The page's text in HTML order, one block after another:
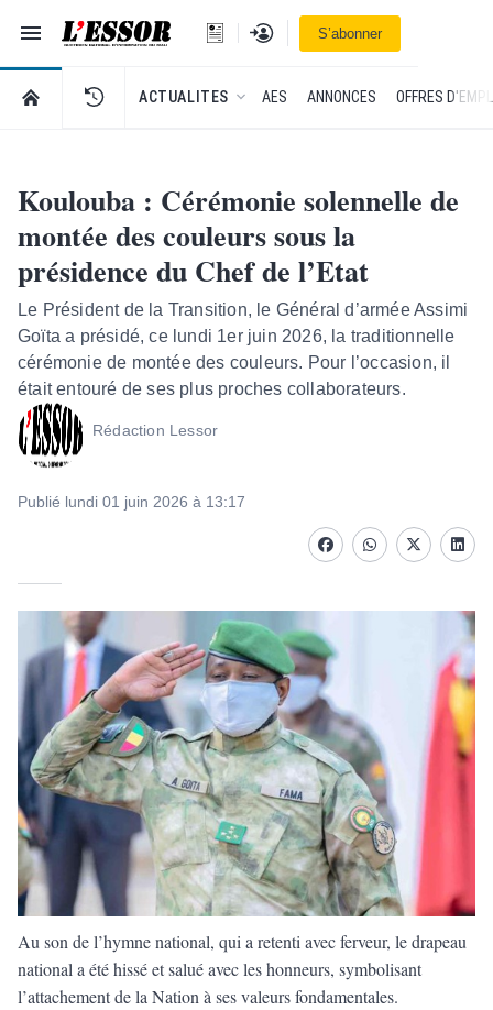
Navigation
L'Essor - retour à la une
Se connecterS’abonner
RETOUR À LA PAGE D’ACCUEIL DE L'ESSOR
ACTUALITES AES ANNONCES OFFRES
Koulouba : Cérémonie solennelle de
montée des couleurs sous la
présidence du Chef de l’Etat
Le Président de la Transition, le Général d’armée Assimi
Goïta a présidé, ce lundi 1er juin 2026, la traditionnelle
cérémonie de montée des couleurs. Pour l’occasion, il
était entouré de ses plus proches collaborateurs.
Rédaction Lessor
Publié lundi 01 juin 2026 à 13:17
FacebookwhatsappTwitter
Au son de l’hymne national, qui a retenti avec ferveur, le drapeau
national a été hissé et salué avec les honneurs, symbolisant
l’attachement de la Nation à ses valeurs fondamentales.